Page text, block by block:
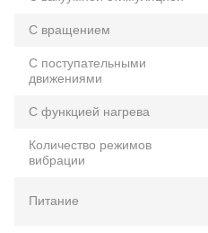
С вращением
С поступательными
движениями
С функцией нагрева
Количество режимов
вибрации
Питание